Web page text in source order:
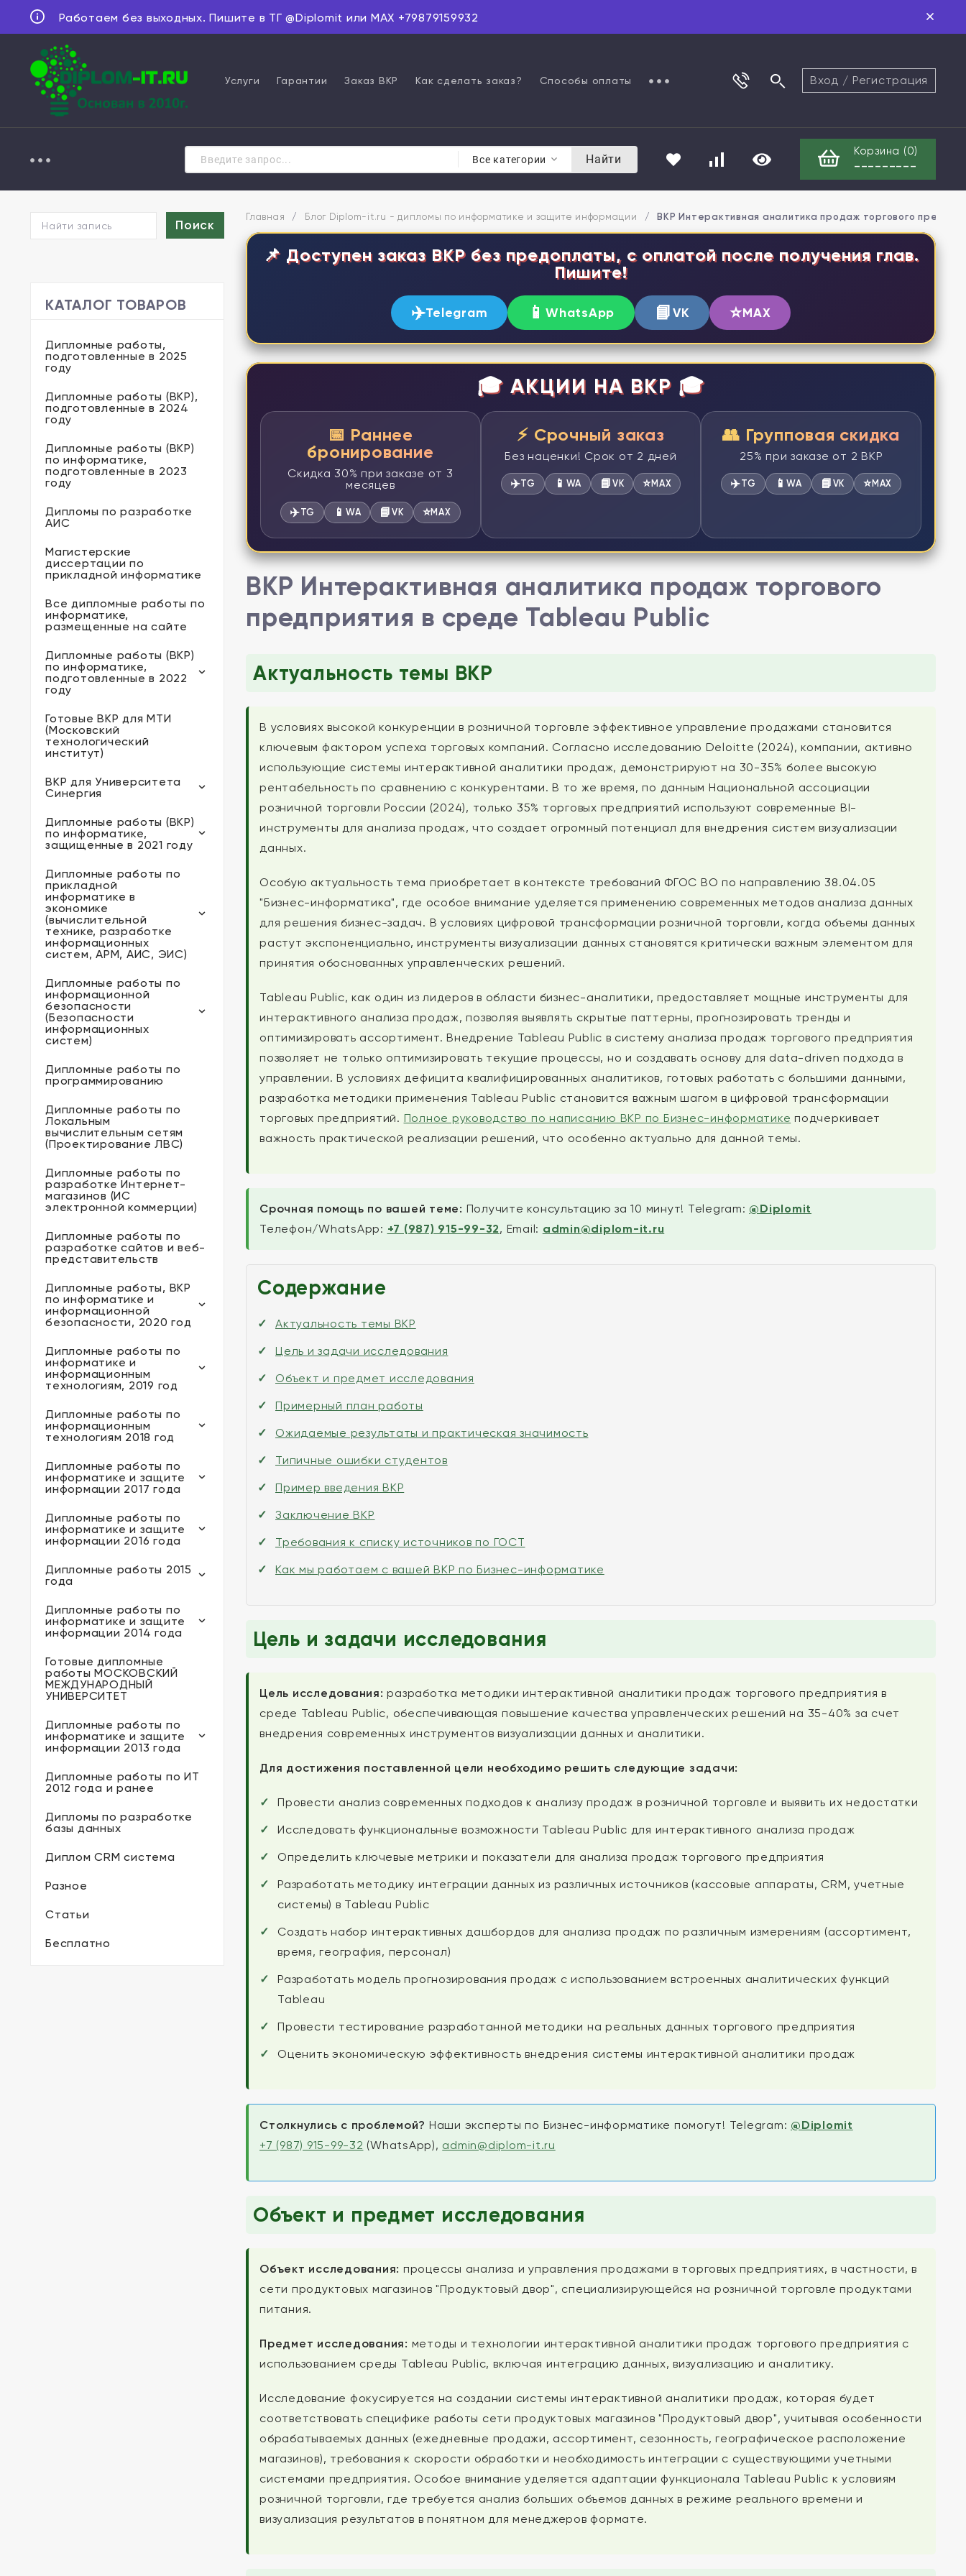
Работаем без выходных. Пишите в ТГ @Diplomit или MAX +79879159932
Услуги Гарантии Заказ ВКР Как сделать заказ? Способы оплаты Вход / Регистрация
Все категории Найти
Корзина (0)
---------
КАТАЛОГ ТОВАРОВ
Дипломные работы,
подготовленные в 2025
году
Дипломные работы (ВКР),
подготовленные в 2024
году
Дипломные работы (ВКР)
по информатике,
подготовленные в 2023
году
Дипломы по разработке
АИС
Магистерские
диссертации по
прикладной информатике
Все дипломные работы по
информатике,
размещенные на сайте
Дипломные работы (ВКР)
по информатике,
подготовленные в 2022
году
Готовые ВКР для МТИ
(Московский
технологический
институт)
ВКР для Университета
Синергия
Дипломные работы (ВКР)
по информатике,
защищенные в 2021 году
Дипломные работы по
прикладной
информатике в
экономике
(вычислительной
технике, разработке
информационных
систем, АРМ, АИС, ЭИС)
Дипломные работы по
информационной
безопасности
(Безопасности
информационных
систем)
Дипломные работы по
программированию
Дипломные работы по
Локальным
вычислительным сетям
(Проектирование ЛВС)
Дипломные работы по
разработке Интернет-
магазинов (ИС
электронной коммерции)
Дипломные работы по
разработке сайтов и веб-
представительств
Дипломные работы, ВКР
по информатике и
информационной
безопасности, 2020 год
Дипломные работы по
информатике и
информационным
технологиям, 2019 год
Дипломные работы по
информационным
технологиям 2018 год
Дипломные работы по
информатике и защите
информации 2017 года
Дипломные работы по
информатике и защите
информации 2016 года
Дипломные работы 2015
года
Дипломные работы по
информатике и защите
информации 2014 года
Готовые дипломные
работы МОСКОВСКИЙ
МЕЖДУНАРОДНЫЙ
УНИВЕРСИТЕТ
Дипломные работы по
информатике и защите
информации 2013 года
Дипломные работы по ИТ
2012 года и ранее
Дипломы по разработке
базы данных
Диплом CRM система
Разное
Статьи
Бесплатно
Главная / Блог Diplom-it.ru - дипломы по информатике и защите информации / ВКР Интерактивная аналитика продаж торгового
📌 Доступен заказ ВКР без предоплаты, с оплатой после получения глав.
Пишите!
✈️Telegram 📱WhatsApp 📘VK ⭐MAX
🎓 АКЦИИ НА ВКР 🎓
📅 Раннее
бронирование
Скидка 30% при заказе от 3
месяцев
✈️TG 📱 WA 📘VK ⭐MAX
⚡ Срочный заказ
Без наценки! Срок от 2 дней
✈️TG 📱 WA 📘 VK ⭐MAX
👥 Групповая скидка
25% при заказе от 2 ВКР
✈️TG 📱WA 📘 VK ⭐MAX
ВКР Интерактивная аналитика продаж торгового
предприятия в среде Tableau Public
Актуальность темы ВКР
В условиях высокой конкуренции в розничной торговле эффективное управление продажами становится
ключевым фактором успеха торговых компаний. Согласно исследованию Deloitte (2024), компании, активно
использующие системы интерактивной аналитики продаж, демонстрируют на 30-35% более высокую
рентабельность по сравнению с конкурентами. В то же время, по данным Национальной ассоциации
розничной торговли России (2024), только 35% торговых предприятий используют современные BI-
инструменты для анализа продаж, что создает огромный потенциал для внедрения систем визуализации
данных.
Особую актуальность тема приобретает в контексте требований ФГОС ВО по направлению 38.04.05
"Бизнес-информатика", где особое внимание уделяется применению современных методов анализа данных
для решения бизнес-задач. В условиях цифровой трансформации розничной торговли, когда объемы данных
растут экспоненциально, инструменты визуализации данных становятся критически важным элементом для
принятия обоснованных управленческих решений.
Tableau Public, как один из лидеров в области бизнес-аналитики, предоставляет мощные инструменты для
интерактивного анализа продаж, позволяя выявлять скрытые паттерны, прогнозировать тренды и
оптимизировать ассортимент. Внедрение Tableau Public в систему анализа продаж торгового предприятия
позволяет не только оптимизировать текущие процессы, но и создавать основу для data-driven подхода в
управлении. В условиях дефицита квалифицированных аналитиков, готовых работать с большими данными,
разработка методики применения Tableau Public становится важным шагом в цифровой трансформации
торговых предприятий. Полное руководство по написанию ВКР по Бизнес-информатике подчеркивает
важность практической реализации решений, что особенно актуально для данной темы.
Срочная помощь по вашей теме: Получите консультацию за 10 минут! Telegram: @Diplomit
Телефон/WhatsApp: +7 (987) 915-99-32, Email: admin@diplom-it.ru
Содержание
Актуальность темы ВКР
Цель и задачи исследования
Объект и предмет исследования
Примерный план работы
Ожидаемые результаты и практическая значимость
Типичные ошибки студентов
Пример введения ВКР
Заключение ВКР
Требования к списку источников по ГОСТ
Как мы работаем с вашей ВКР по Бизнес-информатике
Цель и задачи исследования
Цель исследования: разработка методики интерактивной аналитики продаж торгового предприятия в
среде Tableau Public, обеспечивающая повышение качества управленческих решений на 35-40% за счет
внедрения современных инструментов визуализации данных и аналитики.
Для достижения поставленной цели необходимо решить следующие задачи:
Провести анализ современных подходов к анализу продаж в розничной торговле и выявить их недостатки
Исследовать функциональные возможности Tableau Public для интерактивного анализа продаж
Определить ключевые метрики и показатели для анализа продаж торгового предприятия
Разработать методику интеграции данных из различных источников (кассовые аппараты, CRM, учетные
системы) в Tableau Public
Создать набор интерактивных дашбордов для анализа продаж по различным измерениям (ассортимент,
время, география, персонал)
Разработать модель прогнозирования продаж с использованием встроенных аналитических функций
Tableau
Провести тестирование разработанной методики на реальных данных торгового предприятия
Оценить экономическую эффективность внедрения системы интерактивной аналитики продаж
Столкнулись с проблемой? Наши эксперты по Бизнес-информатике помогут! Telegram: @Diplomit
+7 (987) 915-99-32 (WhatsApp), admin@diplom-it.ru
Объект и предмет исследования
Объект исследования: процессы анализа и управления продажами в торговых предприятиях, в частности, в
сети продуктовых магазинов "Продуктовый двор", специализирующейся на розничной торговле продуктами
питания.
Предмет исследования: методы и технологии интерактивной аналитики продаж торгового предприятия с
использованием среды Tableau Public, включая интеграцию данных, визуализацию и аналитику.
Исследование фокусируется на создании системы интерактивной аналитики продаж, которая будет
соответствовать специфике работы сети продуктовых магазинов "Продуктовый двор", учитывая особенности
обрабатываемых данных (ежедневные продажи, ассортимент, сезонность, географическое расположение
магазинов), требования к скорости обработки и необходимость интеграции с существующими учетными
системами предприятия. Особое внимание уделяется адаптации функционала Tableau Public к условиям
розничной торговли, где требуется анализ больших объемов данных в режиме реального времени и
визуализация результатов в понятном для менеджеров формате.